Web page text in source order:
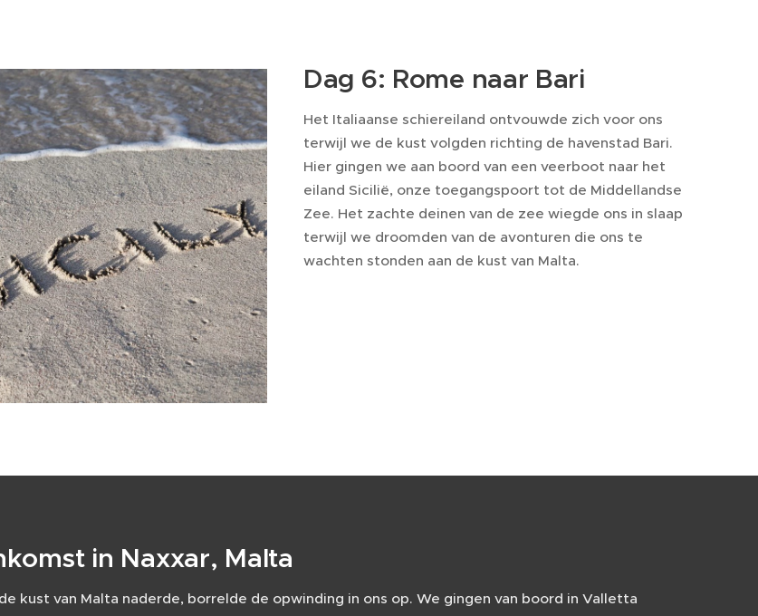
Dag 6: Rome naar Bari
Het Italiaanse schiereiland ontvouwde zich voor ons
terwijl we de kust volgden richting de havenstad Bari.
Hier gingen we aan boord van een veerboot naar het
eiland Sicilië, onze toegangspoort tot de Middellandse
Zee. Het zachte deinen van de zee wiegde ons in slaap
terwijl we droomden van de avonturen die ons te
wachten stonden aan de kust van Malta.
in Naxxar, Malta
kust van Malta naderde, borrelde de opwinding in ons op. We gingen van boord in Valletta